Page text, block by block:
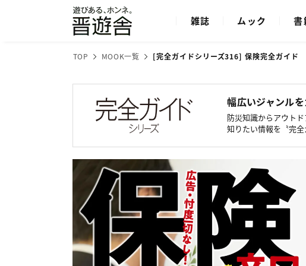
雑誌 ムック 書
TOP MOOK一覧 [完全ガイドシリーズ316] 保険完全ガイド
幅広いジャンル
防災知識からアウト
知りたい情報を〝完全